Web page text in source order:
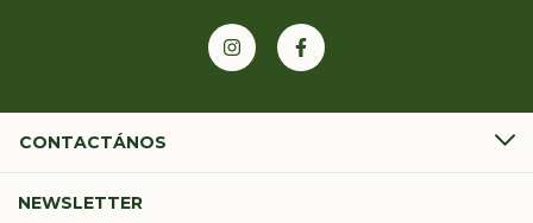
CONTACTÁNOS
NEWSLETTER